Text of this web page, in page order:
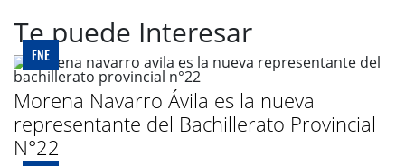
Te puede Interesar
FNE
Morena Navarro Ávila es la nueva
representante del Bachillerato Provincial
N°22